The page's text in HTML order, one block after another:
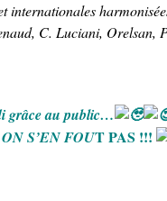
internationales
C. Luciani,
grâce au public…
S’EN FOUT PAS !!!